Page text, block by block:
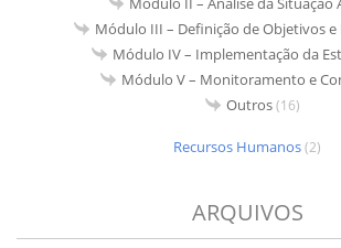
Módulo III – Definição de Objetivos e
Módulo IV – Implementação da
Módulo V – Monitoramento e
Outros(16)
Recursos Humanos(2)
ARQUIVOS